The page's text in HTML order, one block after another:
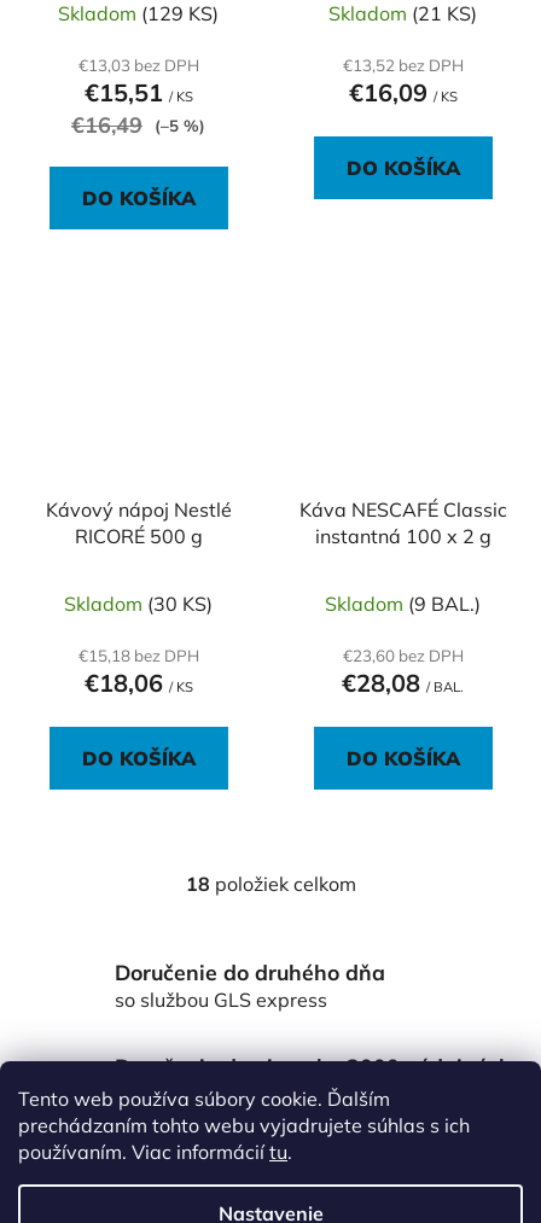
Tento web používa súbory cookie. Ďalším
prechádzaním tohto webu vyjadrujete súhlas s ich
používaním. Viac informáciítu.
Nastavenie
Skladom (129 KS)
€13,03 bez DPH
€15,51 / KS
€16,49 (–5 %)
DO KOŠÍKA
Skladom (21 KS)
€13,52 bez DPH
€16,09 / KS
DO KOŠÍKA
Kávový nápoj Nestlé
RICORÉ 500 g
Skladom (30 KS)
€15,18 bez DPH
€18,06 / KS
DO KOŠÍKA
Káva NESCAFÉ Classic
instantná 100 x 2 g
Skladom (9 BAL.)
€23,60 bez DPH
€28,08 / BAL.
DO KOŠÍKA
O
á
d
c
e
p
r
v
k
18 položiek celkom
Doručenie do druhého dňa
so službou GLS express
Doručenie do viac ako 3000 výdajných
miest Packeta
po celom Slovensku